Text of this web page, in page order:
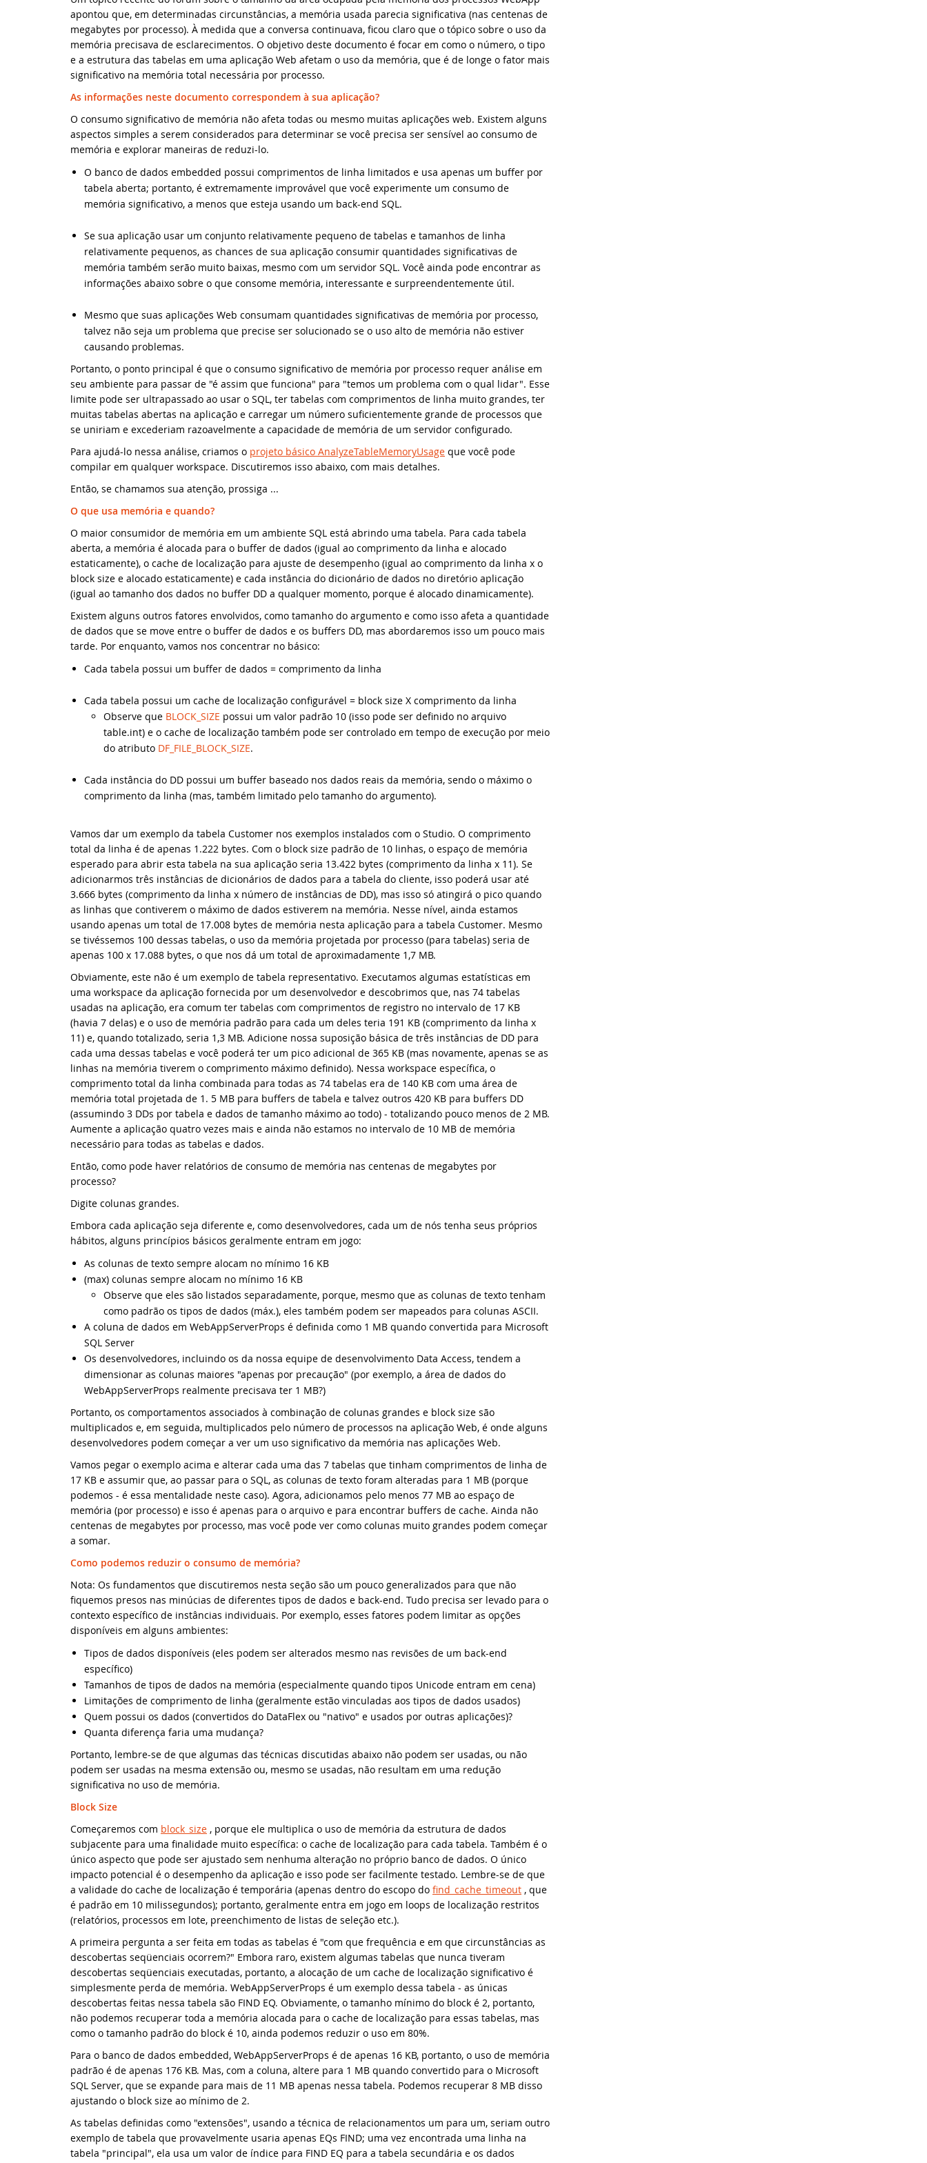
apontou que, em determinadas circunstâncias, a memória usada parecia significativa (nas centenas de
megabytes por processo). À medida que a conversa continuava, ficou claro que o tópico sobre o uso da
memória precisava de esclarecimentos. O objetivo deste documento é focar em como o número, o tipo
e a estrutura das tabelas em uma aplicação Web afetam o uso da memória, que é de longe o fator mais
significativo na memória total necessária por processo.
As informações neste documento correspondem à sua aplicação?
O consumo significativo de memória não afeta todas ou mesmo muitas aplicações web. Existem alguns
aspectos simples a serem considerados para determinar se você precisa ser sensível ao consumo de
memória e explorar maneiras de reduzi-lo.
O banco de dados embedded possui comprimentos de linha limitados e usa apenas um buffer por
tabela aberta; portanto, é extremamente improvável que você experimente um consumo de
memória significativo, a menos que esteja usando um back-end SQL.
Se sua aplicação usar um conjunto relativamente pequeno de tabelas e tamanhos de linha
relativamente pequenos, as chances de sua aplicação consumir quantidades significativas de
memória também serão muito baixas, mesmo com um servidor SQL. Você ainda pode encontrar as
informações abaixo sobre o que consome memória, interessante e surpreendentemente útil.
Mesmo que suas aplicações Web consumam quantidades significativas de memória por processo,
talvez não seja um problema que precise ser solucionado se o uso alto de memória não estiver
causando problemas.
Portanto, o ponto principal é que o consumo significativo de memória por processo requer análise em
seu ambiente para passar de "é assim que funciona" para "temos um problema com o qual lidar". Esse
limite pode ser ultrapassado ao usar o SQL, ter tabelas com comprimentos de linha muito grandes, ter
muitas tabelas abertas na aplicação e carregar um número suficientemente grande de processos que
se uniriam e excederiam razoavelmente a capacidade de memória de um servidor configurado.
Para ajudá-lo nessa análise, criamos o projeto básico AnalyzeTableMemoryUsage que você pode
compilar em qualquer workspace. Discutiremos isso abaixo, com mais detalhes.
Então, se chamamos sua atenção, prossiga ...
O que usa memória e quando?
O maior consumidor de memória em um ambiente SQL está abrindo uma tabela. Para cada tabela
aberta, a memória é alocada para o buffer de dados (igual ao comprimento da linha e alocado
estaticamente), o cache de localização para ajuste de desempenho (igual ao comprimento da linha x o
block size e alocado estaticamente) e cada instância do dicionário de dados no diretório aplicação
(igual ao tamanho dos dados no buffer DD a qualquer momento, porque é alocado dinamicamente).
Existem alguns outros fatores envolvidos, como tamanho do argumento e como isso afeta a quantidade
de dados que se move entre o buffer de dados e os buffers DD, mas abordaremos isso um pouco mais
tarde. Por enquanto, vamos nos concentrar no básico:
Cada tabela possui um buffer de dados = comprimento da linha
Cada tabela possui um cache de localização configurável = block size X comprimento da linha
Observe que BLOCK_SIZE possui um valor padrão 10 (isso pode ser definido no arquivo
table.int) e o cache de localização também pode ser controlado em tempo de execução por meio
do atributo DF_FILE_BLOCK_SIZE.
Cada instância do DD possui um buffer baseado nos dados reais da memória, sendo o máximo o
comprimento da linha (mas, também limitado pelo tamanho do argumento).
Vamos dar um exemplo da tabela Customer nos exemplos instalados com o Studio. O comprimento
total da linha é de apenas 1.222 bytes. Com o block size padrão de 10 linhas, o espaço de memória
esperado para abrir esta tabela na sua aplicação seria 13.422 bytes (comprimento da linha x 11). Se
adicionarmos três instâncias de dicionários de dados para a tabela do cliente, isso poderá usar até
3.666 bytes (comprimento da linha x número de instâncias de DD), mas isso só atingirá o pico quando
as linhas que contiverem o máximo de dados estiverem na memória. Nesse nível, ainda estamos
usando apenas um total de 17.008 bytes de memória nesta aplicação para a tabela Customer. Mesmo
se tivéssemos 100 dessas tabelas, o uso da memória projetada por processo (para tabelas) seria de
apenas 100 x 17.088 bytes, o que nos dá um total de aproximadamente 1,7 MB.
Obviamente, este não é um exemplo de tabela representativo. Executamos algumas estatísticas em
uma workspace da aplicação fornecida por um desenvolvedor e descobrimos que, nas 74 tabelas
usadas na aplicação, era comum ter tabelas com comprimentos de registro no intervalo de 17 KB
(havia 7 delas) e o uso de memória padrão para cada um deles teria 191 KB (comprimento da linha x
11) e, quando totalizado, seria 1,3 MB. Adicione nossa suposição básica de três instâncias de DD para
cada uma dessas tabelas e você poderá ter um pico adicional de 365 KB (mas novamente, apenas se as
linhas na memória tiverem o comprimento máximo definido). Nessa workspace específica, o
comprimento total da linha combinada para todas as 74 tabelas era de 140 KB com uma área de
memória total projetada de 1. 5 MB para buffers de tabela e talvez outros 420 KB para buffers DD
(assumindo 3 DDs por tabela e dados de tamanho máximo ao todo) - totalizando pouco menos de 2 MB.
Aumente a aplicação quatro vezes mais e ainda não estamos no intervalo de 10 MB de memória
necessário para todas as tabelas e dados.
Então, como pode haver relatórios de consumo de memória nas centenas de megabytes por
processo?
Digite colunas grandes.
Embora cada aplicação seja diferente e, como desenvolvedores, cada um de nós tenha seus próprios
hábitos, alguns princípios básicos geralmente entram em jogo:
As colunas de texto sempre alocam no mínimo 16 KB
(max) colunas sempre alocam no mínimo 16 KB
Observe que eles são listados separadamente, porque, mesmo que as colunas de texto tenham
como padrão os tipos de dados (máx.), eles também podem ser mapeados para colunas ASCII.
A coluna de dados em WebAppServerProps é definida como 1 MB quando convertida para Microsoft
SQL Server
Os desenvolvedores, incluindo os da nossa equipe de desenvolvimento Data Access, tendem a
dimensionar as colunas maiores "apenas por precaução" (por exemplo, a área de dados do
WebAppServerProps realmente precisava ter 1 MB?)
Portanto, os comportamentos associados à combinação de colunas grandes e block size são
multiplicados e, em seguida, multiplicados pelo número de processos na aplicação Web, é onde alguns
desenvolvedores podem começar a ver um uso significativo da memória nas aplicações Web.
Vamos pegar o exemplo acima e alterar cada uma das 7 tabelas que tinham comprimentos de linha de
17 KB e assumir que, ao passar para o SQL, as colunas de texto foram alteradas para 1 MB (porque
podemos - é essa mentalidade neste caso). Agora, adicionamos pelo menos 77 MB ao espaço de
memória (por processo) e isso é apenas para o arquivo e para encontrar buffers de cache. Ainda não
centenas de megabytes por processo, mas você pode ver como colunas muito grandes podem começar
a somar.
Como podemos reduzir o consumo de memória?
Nota: Os fundamentos que discutiremos nesta seção são um pouco generalizados para que não
fiquemos presos nas minúcias de diferentes tipos de dados e back-end. Tudo precisa ser levado para o
contexto específico de instâncias individuais. Por exemplo, esses fatores podem limitar as opções
disponíveis em alguns ambientes:
Tipos de dados disponíveis (eles podem ser alterados mesmo nas revisões de um back-end
específico)
Tamanhos de tipos de dados na memória (especialmente quando tipos Unicode entram em cena)
Limitações de comprimento de linha (geralmente estão vinculadas aos tipos de dados usados)
Quem possui os dados (convertidos do DataFlex ou "nativo" e usados ​​por outras aplicações)?
Quanta diferença faria uma mudança?
Portanto, lembre-se de que algumas das técnicas discutidas abaixo não podem ser usadas, ou não
podem ser usadas na mesma extensão ou, mesmo se usadas, não resultam em uma redução
significativa no uso de memória.
Block Size
Começaremos com block_size , porque ele multiplica o uso de memória da estrutura de dados
subjacente para uma finalidade muito específica: o cache de localização para cada tabela. Também é o
único aspecto que pode ser ajustado sem nenhuma alteração no próprio banco de dados. O único
impacto potencial é o desempenho da aplicação e isso pode ser facilmente testado. Lembre-se de que
a validade do cache de localização é temporária (apenas dentro do escopo do find_cache_timeout , que
é padrão em 10 milissegundos); portanto, geralmente entra em jogo em loops de localização restritos
(relatórios, processos em lote, preenchimento de listas de seleção etc.).
A primeira pergunta a ser feita em todas as tabelas é "com que frequência e em que circunstâncias as
descobertas seqüenciais ocorrem?" Embora raro, existem algumas tabelas que nunca tiveram
descobertas seqüenciais executadas, portanto, a alocação de um cache de localização significativo é
simplesmente perda de memória. WebAppServerProps é um exemplo dessa tabela - as únicas
descobertas feitas nessa tabela são FIND EQ. Obviamente, o tamanho mínimo do block é 2, portanto,
não podemos recuperar toda a memória alocada para o cache de localização para essas tabelas, mas
como o tamanho padrão do block é 10, ainda podemos reduzir o uso em 80%.
Para o banco de dados embedded, WebAppServerProps é de apenas 16 KB, portanto, o uso de memória
padrão é de apenas 176 KB. Mas, com a coluna, altere para 1 MB quando convertido para o Microsoft
SQL Server, que se expande para mais de 11 MB apenas nessa tabela. Podemos recuperar 8 MB disso
ajustando o block size ao mínimo de 2.
As tabelas definidas como "extensões", usando a técnica de relacionamentos um para um, seriam outro
exemplo de tabela que provavelmente usaria apenas EQs FIND; uma vez encontrada uma linha na
tabela "principal", ela usa um valor de índice para FIND EQ para a tabela secundária e os dados
Knowledge Base (EUA)
Knowledge Base (Brasil)
Produtos Suportados
Download de Produtos
Abrir um Chamado Técnico
Atualização de segurança do DataFlex 2024/24.0 e 2023/23.0 - Ação necessária!
Atualização de segurança para todas as versões do DataFlex com WebApp Framework - Ação necessária!
Bibliotecas DataFlex compatíveis com DataFlex 2024 já disponíveis!
Lançada nova versão da Biblioteca DataFlex LibXL
DataFlex Reports 2024 foi lançado - baixe agora!
DataFlex 2024 foi lançado - baixe agora!
DataFlex Reports 2024 Release Candidate disponível para teste final - baixe agora!
Nova videoaula: WebForm em aplicações Windows usando FlexTron
Novas videoaulas adicionadas: Conhecendo os Controles Web
DataFlex Reports 2024 Beta 2 lançado para download e teste
Uma mudança em nossa estratégia de nomenclatura e atualização de versões de software
Dominando o Git no DataFlex: simplificando o gerenciamento de código com eficiência
Eleve seu desenvolvimento DataFlex com domínio de CI
Novas videoaulas adicionadas: Conhecendo os Controles Web - parte 6
Desvendando os segredos do CSS e HTML na videoaula Aplicações DataFlex Web
Lançadas Novas Bibliotecas e Ferramentas para o DataFlex 2023 - parte 2
Nova videoaula: Conhecendo os Controles Web - parte 3
Versão atualizada do DataFlex 2023 - atualize agora!
Atualização de estabilidade e segurança disponível para DataFlex 2022
Nova videoaula: Conhecendo os Controles Web - parte 2
Lançadas Novas Bibliotecas e Ferramentas para o DataFlex 2023
Apresentando o DataFlex 2023 - o futuro chegou!
Participe da Live: Conheça o DataFlex 2023 no dia 6 de Julho!
Lançada nova versão da Biblioteca DataFlex LibXL!
DataFlex 2023 Release Candidate disponível para teste final!
Novo lançamento: DataFlex DataPump agora suporta PostgreeSQL!
DataFlex 2023 Beta 2 disponível para download!
Nova videoaula: Conhecendo os Controles Web - parte 1
DataFlex Reports 2023 lançado - baixe agora!
DataFlex 2023 Beta 1 com novo layout Web Grid, Web List aprimorada e ícones do Studio
Você já conhece o DataFlex Learning Center?
Você sabia dessas melhorias para aplicações DataFlex Windows?
Você sabia dessas melhorias para aplicações DataFlex web?
Você sabia dessas ferramentas de gerenciamento DataFlex?
Você sabia desses recursos de segurança do DataFlex?
DataFlex 2023 Alpha 2 lançado; novos recursos incluem consultas SQL simplificadas e muito mais
Você sabia desses componentes DataFlex prontos?
Nova videoaula: Usando a ferramenta de solução de problemas DataFlex Diagnostics
Nova videoaula: O que há de novo no Pré-lançamento do DataFlex 2023
DataFlex 2023 Alpha 1 lançado - apresentando o FlexTron!
Biblioteca About & Sysinfo agora disponível para DataFlex 2021 e 2022
Microsoft Windows 11 e Windows Server 2022 agora com suporte para DataFlex 2022
Ferramenta gratuita PC Settings para DataFlex 2021 e 2022
Biblioteca gratuita Drag e Drop Treeview para DataFlex 2021 e 2022
Ferramenta gratuita DataFlex BatchCompiler para DataFlex 2021 e 2022
Ferramenta gratuita Classes Explorer para DataFlex 2021 e 2022!
Biblioteca gratuita DataFlex WebImageZoom para DataFlex 2021 e 2022
Biblioteca gratuita DataFlex PDF Viewer para DataFlex 2021 e 2022
Nova videoaula: Usando Managed Connections no DataFlex
DataFlex Reports
Dynamic AI
Sistemas & Ambientes
SYNERGY 2023
EDUC 2022
WEBINAR: Migrando para o DataFlex 2021/20.0
Migrando para o DataFlex 20.0
Evento de Aniversário on-line - Data Access
EDUC 2020 Virtual
DISD 2020
Frankfurt 2019
Webinar MySQL & DataFlex
DAPCON, 2019
Synergy 2019
DAPCON 2018
EDUC 2018
DISD 2018
DataFlex Entwickler Tag 2017
Synergy 2017
DAPCON 2016
DISD 2016
Todos os eventos